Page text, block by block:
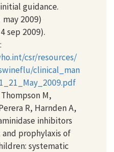
guidance.
2009)
sep 2009).
csr/resources/
clinical_man
M,
R, Harnden A,
inhibitors
prophylaxis of
systematic